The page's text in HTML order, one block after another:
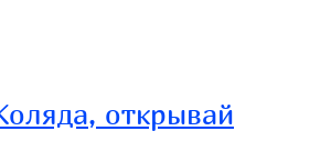
открывай